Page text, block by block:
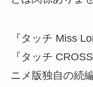
『タッチ Miss
『タッチ
ニメ版独自の続